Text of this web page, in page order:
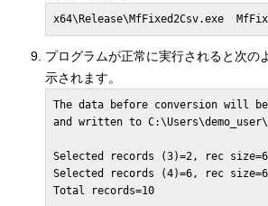
プログラムが正常に実行されると次の
示されます。
The data before conversion will be
and written to
Selected records (3)=2, rec
Selected records (4)=6, rec